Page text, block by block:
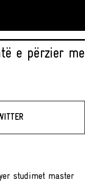
e përzier me
studimet master